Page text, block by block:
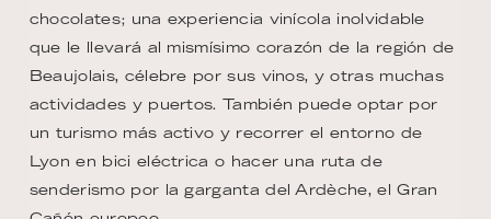
chocolates; una experiencia vinícola inolvidable
que le llevará al mismísimo corazón de la región de
Beaujolais, célebre por sus vinos, y otras muchas
actividades y puertos. También puede optar por
un turismo más activo y recorrer el entorno de
Lyon en bici eléctrica o hacer una ruta de
senderismo por la garganta del Ardèche, el Gran